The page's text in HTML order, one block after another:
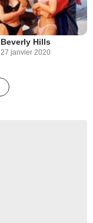
Beverly Hills
27 janvier 2020